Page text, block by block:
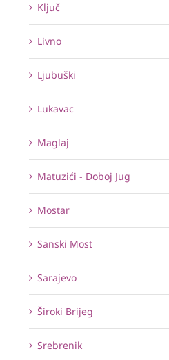
Ključ
Livno
Ljubuški
Lukavac
Maglaj
Matuzići - Doboj Jug
Mostar
Sanski Most
Sarajevo
Široki Brijeg
Srebrenik